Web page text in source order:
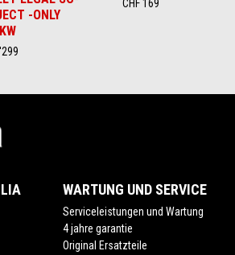
-ONLY
CHF 169
WARTUNG UND SERVICE
Serviceleistungen und Wartung
4 jahre garantie
Original Ersatzteile